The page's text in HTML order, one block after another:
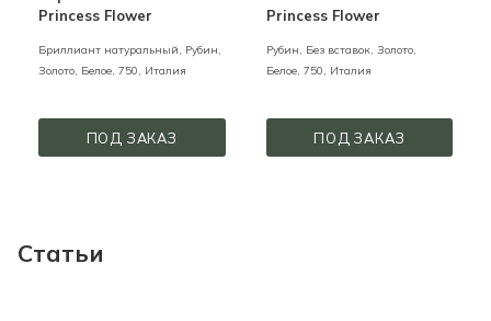
Princess Flower
Бриллиант натуральный, Рубин,
Золото, Белое, 750, Италия
ПОД ЗАКАЗ
Princess Flower
Рубин, Без вставок, Золото,
Белое, 750, Италия
ПОД ЗАКАЗ
Статьи